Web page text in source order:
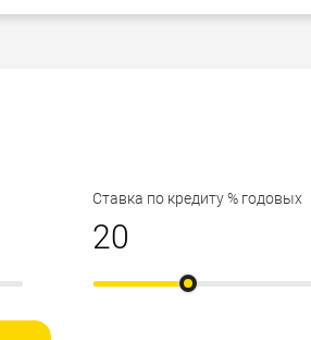
Ставка по кредиту % годовых